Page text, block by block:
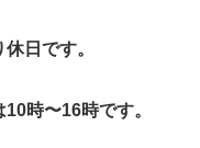
日です。
時〜16時です。